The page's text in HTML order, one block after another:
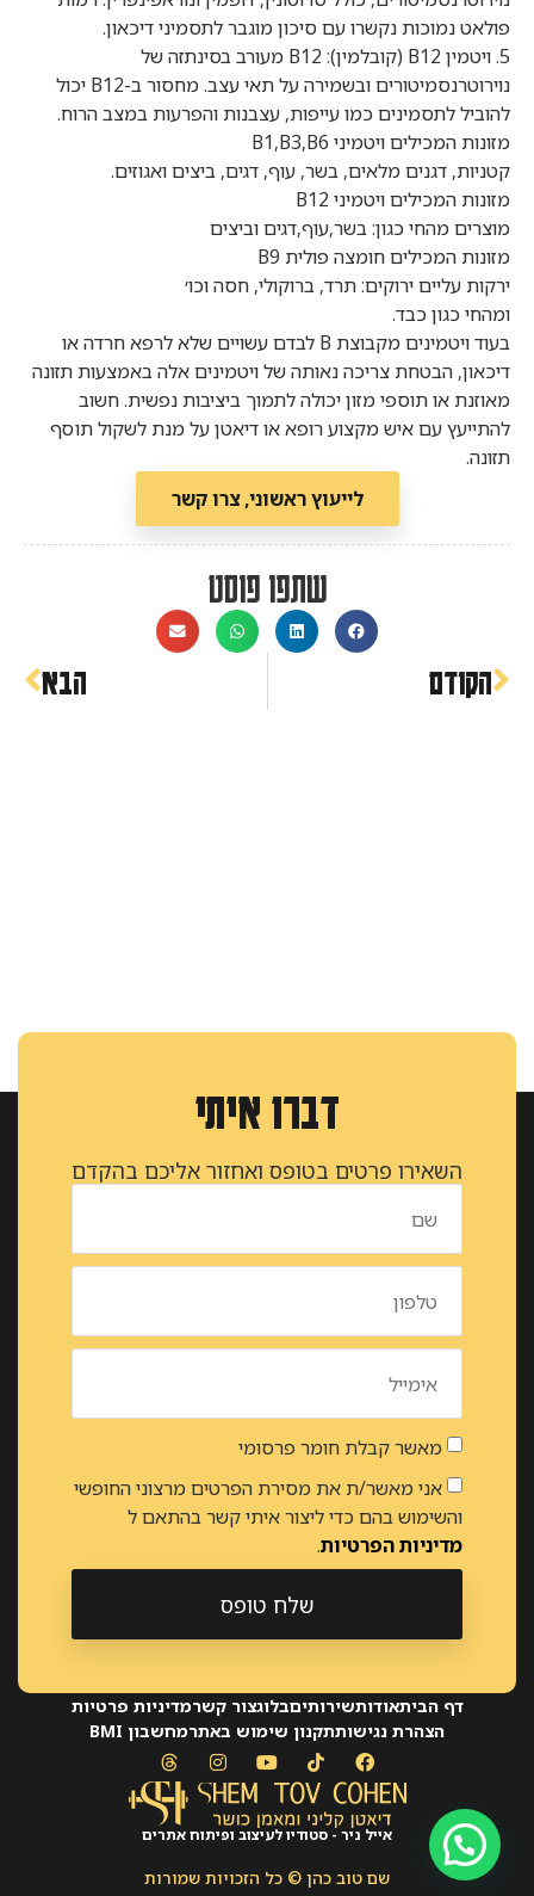
פולאט נמוכות נקשרו עם סיכון מוגבר לתסמיני דיכאון.
5. ויטמין B12 (קובלמין): B12 מעורב בסינתזה של
נוירוטרנסמיטורים ובשמירה על תאי עצב. מחסור ב-B12 יכול
להוביל לתסמינים כמו עייפות, עצבנות והפרעות במצב הרוח.
מזונות המכילים ויטמיני B1,B3,B6
קטניות, דגנים מלאים, בשר, עוף, דגים, ביצים ואגוזים.
מזונות המכילים ויטמיני B12
מוצרים מהחי כגון: בשר,עוף,דגים וביצים
מזונות המכילים חומצה פולית B9
ירקות עליים ירוקים: תרד, ברוקולי, חסה וכו׳
ומהחי כגון כבד.
בעוד ויטמינים מקבוצת B לבדם עשויים שלא לרפא חרדה או
דיכאון, הבטחת צריכה נאותה של ויטמינים אלה באמצעות תזונה
מאוזנת או תוספי מזון יכולה לתמוך ביציבות נפשית. חשוב
להתייעץ עם איש מקצוע רופא או דיאטן על מנת לשקול תוסף
תזונה.
לייעוץ ראשוני, צרו קשר
שתפו פוסט
הקודם הבא
דברו איתי
השאירו פרטים בטופס ואחזור אליכם בהקדם
מאשר קבלת חומר פרסומי
אני מאשר/ת את מסירת הפרטים מרצוני החופשי
והשימוש בהם כדי ליצור איתי קשר בהתאם ל
מדיניות הפרטיות.
שלח טופס
דף הביתאודותשירותיםבלוגצור קשרמדיניות פרטיות
הצהרת נגישותתקנון שימוש באתרמחשבון BMI
אייל ניר - סטודיו לעיצוב ופיתוח אתרים
שם טוב כהן © כל הזכויות שמורות